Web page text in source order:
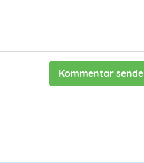
Kommentar